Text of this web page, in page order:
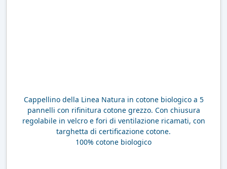
Cappellino della Linea Natura in cotone biologico a 5
pannelli con rifinitura cotone grezzo. Con chiusura
regolabile in velcro e fori di ventilazione ricamati, con
targhetta di certificazione cotone.
100% cotone biologico